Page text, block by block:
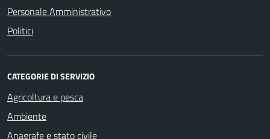
Personale Amministrativo
Politici
CATEGORIE DI SERVIZIO
Agricoltura e pesca
Ambiente
Anagrafe e stato civile